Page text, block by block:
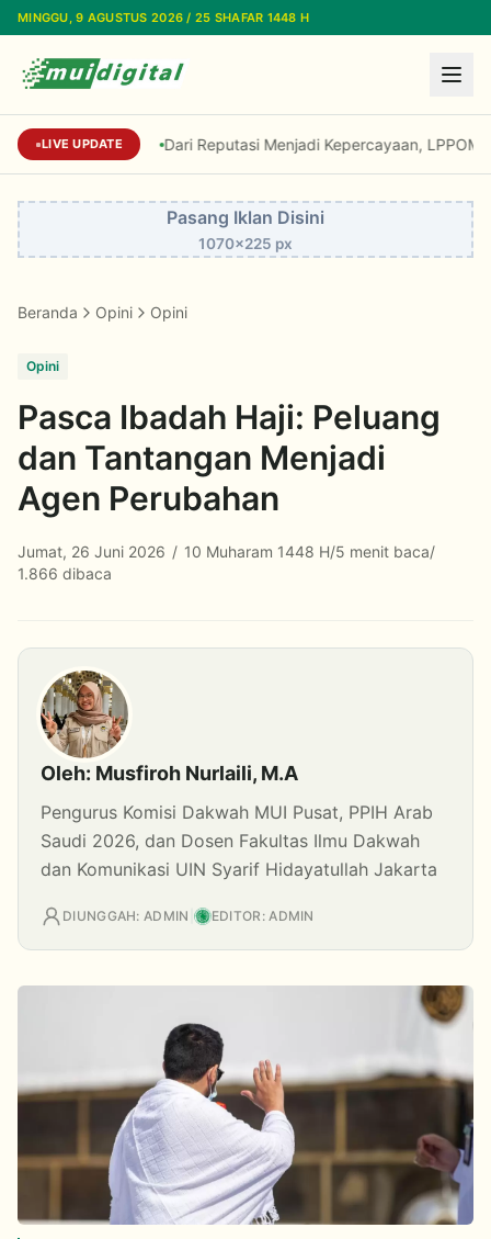
Lewati ke konten utama
MINGGU, 9 AGUSTUS 2026 / 25 SHAFAR 1448 H
LIVE UPDATE Dari Reputasi Menjadi Kepercayaan, LPPOM
Pasang Iklan Disini
1070x225 px
Beranda Opini Opini
Opini
Pasca Ibadah Haji: Peluang
dan Tantangan Menjadi
Agen Perubahan
Jumat, 26 Juni 2026 / 10 Muharam 1448 H/5 menit baca/
1.866 dibaca
Oleh: Musfiroh Nurlaili, M.A
Pengurus Komisi Dakwah MUI Pusat, PPIH Arab
Saudi 2026, dan Dosen Fakultas Ilmu Dakwah
dan Komunikasi UIN Syarif Hidayatullah Jakarta
DIUNGGAH: ADMIN EDITOR: ADMIN